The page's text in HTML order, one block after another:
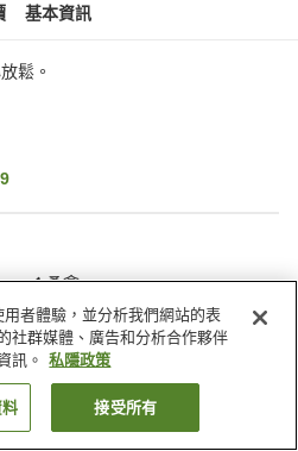
基本資訊
鬆。
桑拿
自動販賣機
平 八幡平山酒店
找客房
者體驗，並分析我們網站的表
社群媒體、廣告和分析合作夥伴
訊。
私隱政策
接受所有